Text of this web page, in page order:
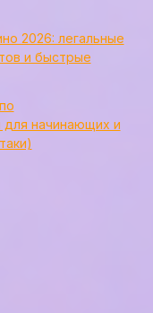
2026: легальные
и быстрые
начинающих и